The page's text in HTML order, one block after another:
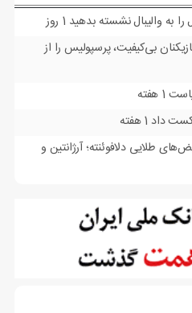
به والیبال نشسته بدهید 1 روز
بی‌کیفیت، پرسپولیس را از
1 هفته
داد 1 هفته
طلایی دلافوئنته؛ آرژانتین و